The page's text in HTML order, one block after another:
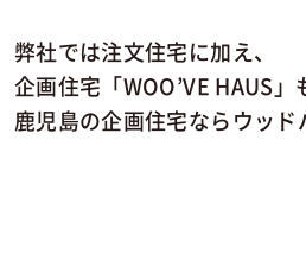
弊社では注文住宅に加え、
企画住宅「WOO’VE HAUS
鹿児島の企画住宅ならウッ